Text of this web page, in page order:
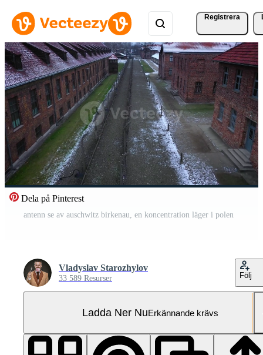
Registrera
Dela på Pinterest
antenn se av auschwitz birkenau, en koncentration läger i polen
Vladyslav Starozhylov
33 589 Resurser Följ
Ladda Ner NuErkännande krävs